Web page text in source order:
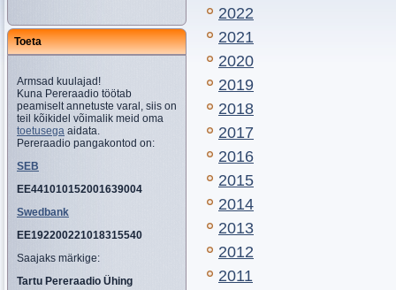
Toeta
Armsad kuulajad!
Kuna Pereraadio töötab
peamiselt annetuste varal, siis on
teil kõikidel võimalik meid oma
toetusega aidata.
Pereraadio pangakontod on:
SEB
EE441010152001639004
Swedbank
EE192200221018315540
Saajaks märkige:
Tartu Pereraadio Ühing
2022
2021
2020
2019
2018
2017
2016
2015
2014
2013
2012
2011